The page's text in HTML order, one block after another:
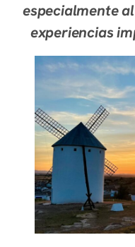
especialmente
experiencias